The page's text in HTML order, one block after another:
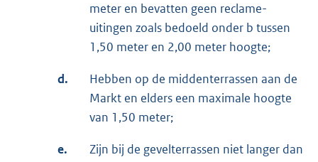
meter en bevatten geen reclame-
uitingen zoals bedoeld onder b tussen
1,50 meter en 2,00 meter hoogte;
d.
Hebben op de middenterrassen aan de
Markt en elders een maximale hoogte
van 1,50 meter;
e.
Zijn bij de gevelterrassen niet langer dan